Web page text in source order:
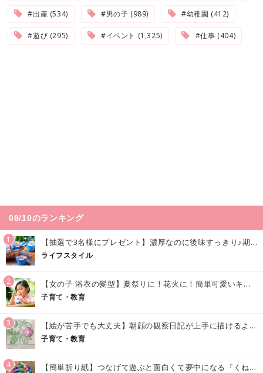
#出産 (534) #男の子 (989) #幼稚園 (412)
#遊び (295) #イベント (1,325) #仕事 (404)
08/10のランキング
1 【抽選で3名様にプレゼント】濃厚なのに後味すっきり♪期間限定の「メイトーのなめらかプリン カルピス®入りソース」で夏を味わおう！
ライフスタイル
2 【女の子 浴衣の髪型】夏祭りに！花火に！簡単可愛いキッズの浴衣ヘアアレンジまとめ
子育て・教育
3 【絵が苦手でも大丈夫】朝顔の観察日記が上手に描けるようになる方法｜イラスト付き
子育て・教育
4 【簡単折り紙】つなげて遊ぶと面白くて夢中になる『くねくねへびさんの作り方』